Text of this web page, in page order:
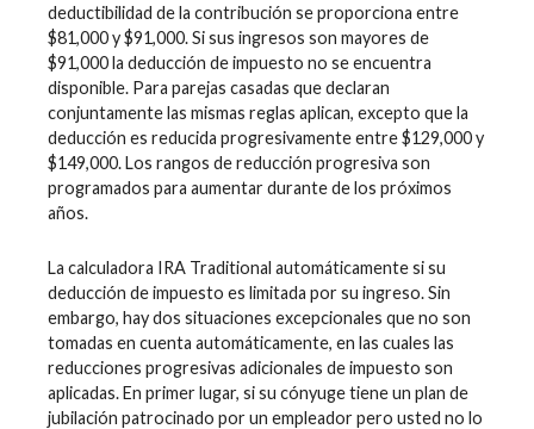
deductibilidad de la contribución se proporciona entre
$81,000 y $91,000. Si sus ingresos son mayores de
$91,000 la deducción de impuesto no se encuentra
disponible. Para parejas casadas que declaran
conjuntamente las mismas reglas aplican, excepto que la
deducción es reducida progresivamente entre $129,000 y
$149,000. Los rangos de reducción progresiva son
programados para aumentar durante de los próximos
años.
La calculadora IRA Traditional automáticamente si su
deducción de impuesto es limitada por su ingreso. Sin
embargo, hay dos situaciones excepcionales que no son
tomadas en cuenta automáticamente, en las cuales las
reducciones progresivas adicionales de impuesto son
aplicadas. En primer lugar, si su cónyuge tiene un plan de
jubilación patrocinado por un empleador pero usted no lo